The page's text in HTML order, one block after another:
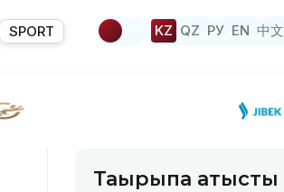
SPORT KZ QZ РУ EN 中文
Тақырыпқа қатысты